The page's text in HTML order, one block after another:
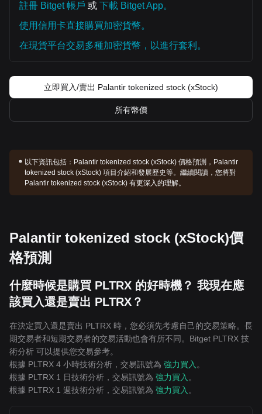
註冊 Bitget 帳戶 或 下載 Bitget App。
使用信用卡直接購買加密貨幣。
在現貨平台交易多種加密貨幣，以進行套利。
立即買入/賣出 Palantir tokenized stock (xStock)
所有幣價
以下資訊包括： Palantir tokenized stock (xStock) 價格預測，Palantir
tokenized stock (xStock) 項目介紹和發展歷史等。繼續閱讀，您將對
Palantir tokenized stock (xStock) 有更深入的理解。
Palantir tokenized stock (xStock)價
格預測
什麼時候是購買 PLTRX 的好時機？ 我現在應
該買入還是賣出 PLTRX？
在決定買入還是賣出 PLTRX 時，您必須先考慮自己的交易策略。長
期交易者和短期交易者的交易活動也會有所不同。Bitget PLTRX 技
術分析 可以提供您交易參考。
根據 PLTRX 4 小時技術分析，交易訊號為 強力買入 。
根據 PLTRX 1 日技術分析，交易訊號為 強力買入 。
根據 PLTRX 1 週技術分析，交易訊號為 強力買入 。